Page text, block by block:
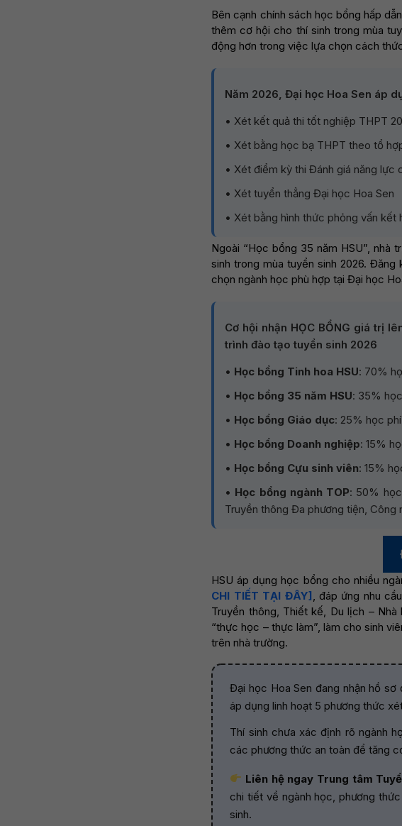
Bên cạnh chính sách học bổng hấp
thêm cơ hội cho thí sinh trong mùa
động hơn trong việc lựa chọn cách
Năm 2026, Đại học Hoa Sen áp
• Xét kết quả thi tốt nghiệp THPT
• Xét bằng học bạ THPT theo tổ
• Xét điểm kỳ thi Đánh giá năng lực
• Xét tuyển thẳng Đại học Hoa Sen
• Xét bằng hình thức phỏng vấn kết
Ngoài “Học bổng 35 năm HSU”, nhà
sinh trong mùa tuyển sinh 2026.
chọn ngành học phù hợp tại Đại học
Cơ hội nhận HỌC BỔNG giá trị
trình đào tạo tuyển sinh 2026
• Học bổng Tinh hoa HSU: 70%
• Học bổng 35 năm HSU: 35%
• Học bổng Giáo dục: 25% học
• Học bổng Doanh nghiệp: 15%
• Học bổng Cựu sinh viên: 15%
• Học bổng ngành TOP: 50%
Truyền thông Đa phương tiện, Công
HSU áp dụng học bổng cho nhiều
CHI TIẾT TẠI ĐÂY], đáp ứng nhu
Truyền thông, Thiết kế, Du lịch –
“thực học – thực làm”, làm cho sinh
trên nhà trường.
Đại học Hoa Sen đang nhận hồ
áp dụng linh hoạt 5 phương thức
Thí sinh chưa xác định rõ ngành
các phương thức an toàn để tăng
Liên hệ ngay Trung tâm
chi tiết về ngành học, phương
sinh.